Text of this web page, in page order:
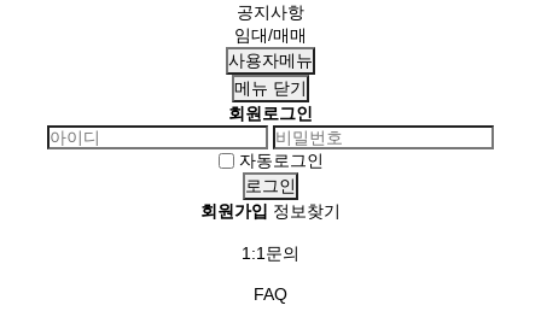
공지사항
임대/매매
사용자메뉴
메뉴 닫기
회원로그인
자동로그인
회원가입 정보찾기
1:1문의
FAQ